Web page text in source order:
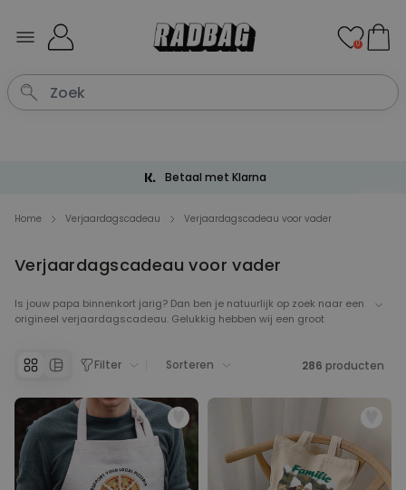
0
Betaal met Klarna
Home Verjaardagscadeau Verjaardagscadeau voor vader
Verjaardagscadeau voor vader
Is jouw papa binnenkort jarig? Dan ben je natuurlijk op zoek naar een
origineel verjaardagscadeau. Gelukkig hebben wij een groot
verjaardagscadeaus voor jouw papa.
Filter Sorteren 286 producten